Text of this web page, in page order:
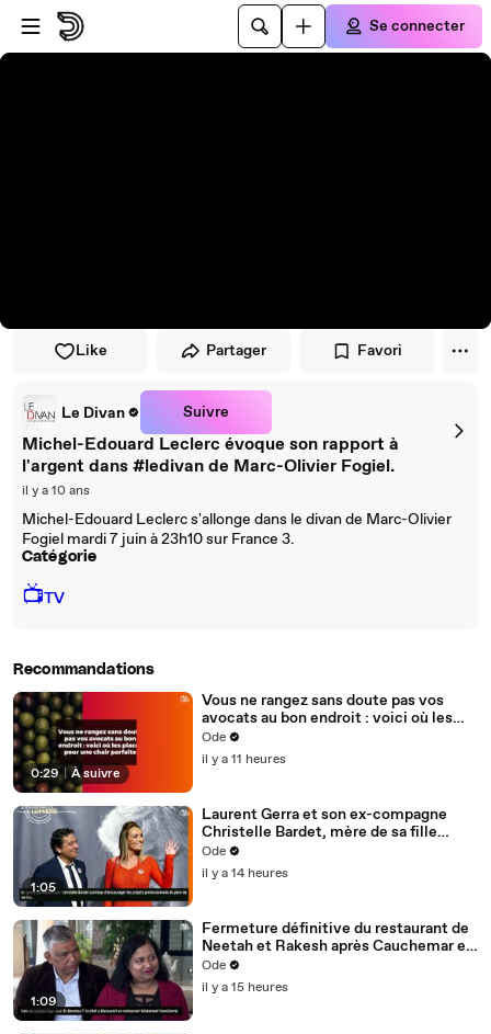
Passer au player
Passer au contenu principal
Se connecter
Like Partager Favori
Le Divan Suivre
Michel-Edouard Leclerc évoque son rapport à
l'argent dans #ledivan de Marc-Olivier Fogiel.
il y a 10 ans
Michel-Edouard Leclerc s'allonge dans le divan de Marc-Olivier
Fogiel mardi 7 juin à 23h10 sur France 3.
Catégorie
📺TV
Recommandations
0:29 À suivre
Vous ne rangez sans doute pas vos
avocats au bon endroit : voici où les
placer pour une chair parfaite
Ode
il y a 11 heures
1:05
Laurent Gerra et son ex-compagne
Christelle Bardet, mère de sa fille
Célestine, toujours en très bons
termes, la preuve en images
Ode
il y a 14 heures
1:09
Fermeture définitive du restaurant de
Neetah et Rakesh après Cauchemar en
cuisine, Philippe Etchebest pensait les
avoir sauvés
Ode
il y a 15 heures